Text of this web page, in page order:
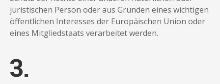
juristischen Person oder aus Gründen eines wichtigen
öffentlichen Interesses der Europäischen Union oder
eines Mitgliedstaats verarbeitet werden.
3.